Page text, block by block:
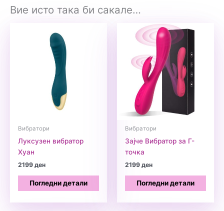
Вие исто така би сакале…
Вибратори
Луксузен вибратор
Хуан
2199ден
Погледни детали
Вибратори
Зајче Вибратор за Г-
точка
2199ден
Погледни детали